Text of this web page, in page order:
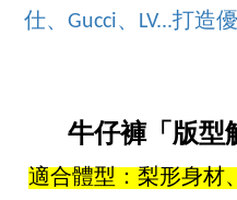
仕、Gucci、LV...打造
牛仔褲「版型
適合體型：梨形身材